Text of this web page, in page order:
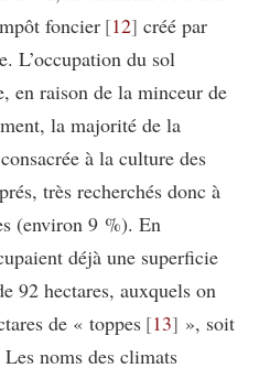
foncier 12 créé par
L’occupation du sol
en raison de la minceur de
la majorité de la
à la culture des
très recherchés donc à
(environ 9 %). En
déjà une superficie
92 hectares, auxquels on
de « toppes 13 », soit
noms des climats